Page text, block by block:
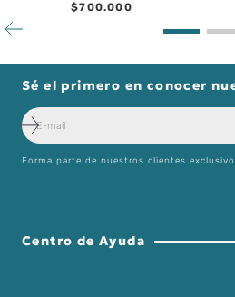
$700.000
Sé el primero en conocer
Forma parte de nuestros clientes
Centro de Ayuda